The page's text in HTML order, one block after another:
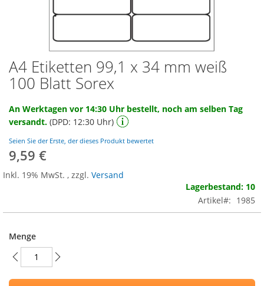
Zum
Anfang
der
springen
A4 Etiketten 99,1 x 34 mm weiß
100 Blatt Sorex
An Werktagen vor 14:30 Uhr bestellt, noch am selben Tag
versandt. (DPD: 12:30 Uhr)
Seien Sie der Erste, der dieses Produkt bewertet
9,59 €
Inkl. 19% MwSt. , zzgl. Versand
Lagerbestand: 10
Artikel
1985
Menge